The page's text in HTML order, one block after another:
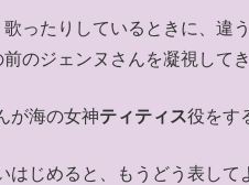
ったりしているときに、違
のジェンヌさんを凝視してき
が海の女神ティティス役をす
はじめると、もうどう表し